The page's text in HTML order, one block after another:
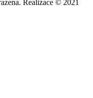
Realizace © 2021